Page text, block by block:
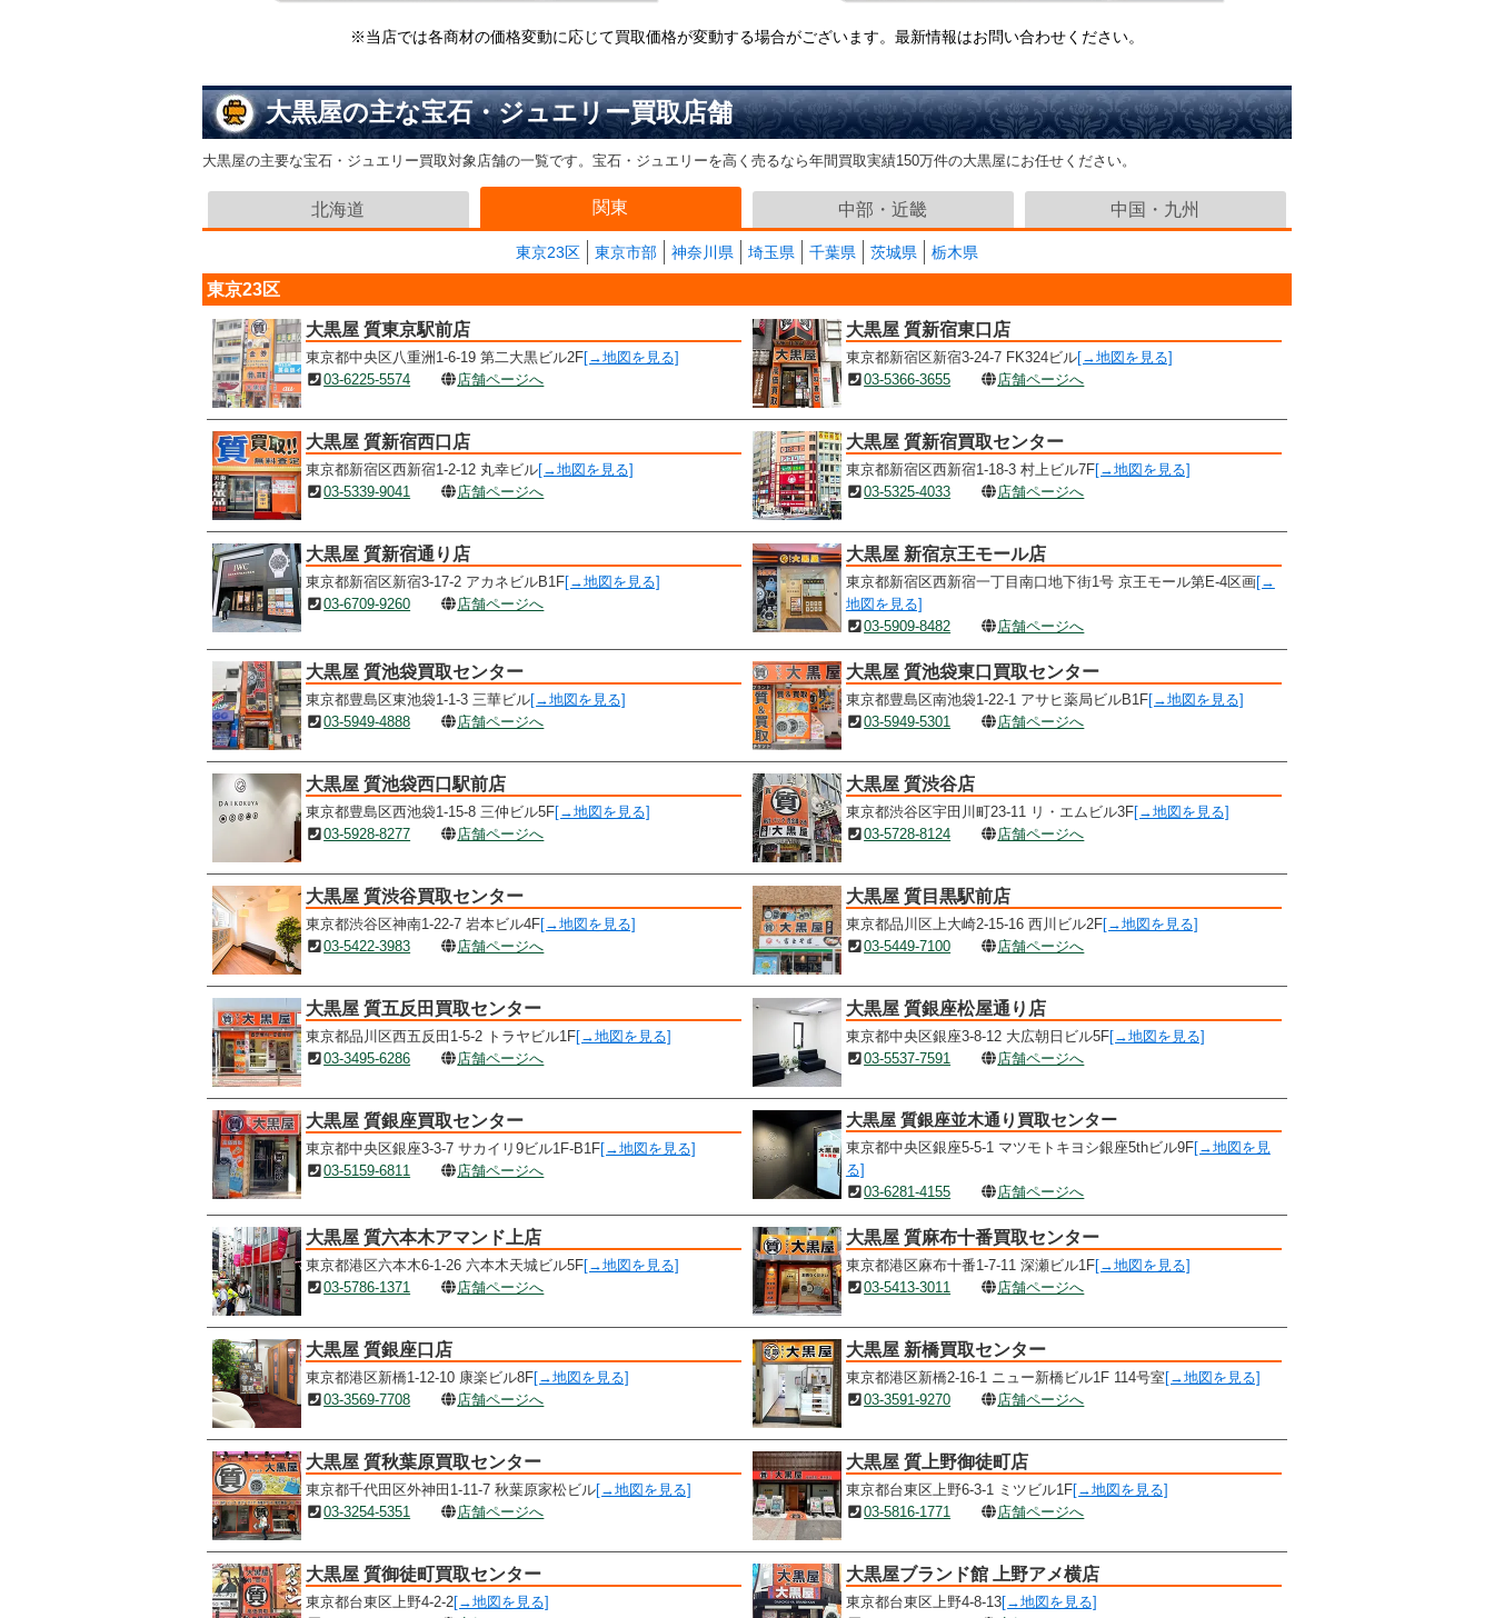
※当店では各商材の価格変動に応じて買取価格が変動する場合がございます。最新情報はお問い合わせください。
大黒屋の主な宝石・ジュエリー買取店舗
大黒屋の主要な宝石・ジュエリー買取対象店舗の一覧です。宝石・ジュエリーを高く売るなら年間買取実績150万件の大黒屋にお任せください。
北海道 関東 中部・近畿 中国・九州
東京23区 東京市部 神奈川県 埼玉県 千葉県 茨城県 栃木県
東京23区
大黒屋 質東京駅前店
東京都中央区八重洲1-6-19 第二大黒ビル2F[→地図を見る]
03-6225-5574
店舗ページへ
大黒屋 質新宿東口店
東京都新宿区新宿3-24-7 FK324ビル[→地図を見る]
03-5366-3655
店舗ページへ
大黒屋 質新宿西口店
東京都新宿区西新宿1-2-12 丸幸ビル[→地図を見る]
03-5339-9041
店舗ページへ
大黒屋 質新宿買取センター
東京都新宿区西新宿1-18-3 村上ビル7F[→地図を見る]
03-5325-4033
店舗ページへ
大黒屋 質新宿通り店
東京都新宿区新宿3-17-2 アカネビルB1F[→地図を見る]
03-6709-9260
店舗ページへ
大黒屋 新宿京王モール店
東京都新宿区西新宿一丁目南口地下街1号 京王モール第E-4区画[→
地図を見る]
03-5909-8482
店舗ページへ
大黒屋 質池袋買取センター
東京都豊島区東池袋1-1-3 三華ビル[→地図を見る]
03-5949-4888
店舗ページへ
大黒屋 質池袋東口買取センター
東京都豊島区南池袋1-22-1 アサヒ薬局ビルB1F[→地図を見る]
03-5949-5301
店舗ページへ
大黒屋 質池袋西口駅前店
東京都豊島区西池袋1-15-8 三仲ビル5F[→地図を見る]
03-5928-8277
店舗ページへ
大黒屋 質渋谷店
東京都渋谷区宇田川町23-11 リ・エムビル3F[→地図を見る]
03-5728-8124
店舗ページへ
大黒屋 質渋谷買取センター
東京都渋谷区神南1-22-7 岩本ビル4F[→地図を見る]
03-5422-3983
店舗ページへ
大黒屋 質目黒駅前店
東京都品川区上大崎2-15-16 西川ビル2F[→地図を見る]
03-5449-7100
店舗ページへ
大黒屋 質五反田買取センター
東京都品川区西五反田1-5-2 トラヤビル1F[→地図を見る]
03-3495-6286
店舗ページへ
大黒屋 質銀座松屋通り店
東京都中央区銀座3-8-12 大広朝日ビル5F[→地図を見る]
03-5537-7591
店舗ページへ
大黒屋 質銀座買取センター
東京都中央区銀座3-3-7 サカイリ9ビル1F-B1F[→地図を見る]
03-5159-6811
店舗ページへ
大黒屋 質銀座並木通り買取センター
東京都中央区銀座5-5-1 マツモトキヨシ銀座5thビル9F[→地図を見
る]
03-6281-4155
店舗ページへ
大黒屋 質六本木アマンド上店
東京都港区六本木6-1-26 六本木天城ビル5F[→地図を見る]
03-5786-1371
店舗ページへ
大黒屋 質麻布十番買取センター
東京都港区麻布十番1-7-11 深瀬ビル1F[→地図を見る]
03-5413-3011
店舗ページへ
大黒屋 質銀座口店
東京都港区新橋1-12-10 康楽ビル8F[→地図を見る]
03-3569-7708
店舗ページへ
大黒屋 新橋買取センター
東京都港区新橋2-16-1 ニュー新橋ビル1F 114号室 [→地図を見る]
03-3591-9270
店舗ページへ
大黒屋 質秋葉原買取センター
東京都千代田区外神田1-11-7 秋葉原家松ビル[→地図を見る]
03-3254-5351
店舗ページへ
大黒屋 質上野御徒町店
東京都台東区上野6-3-1 ミツビル1F[→地図を見る]
03-5816-1771
店舗ページへ
大黒屋 質御徒町買取センター
東京都台東区上野4-2-2[→地図を見る]
大黒屋ブランド館 上野アメ横店
東京都台東区上野4-8-13[→地図を見る]